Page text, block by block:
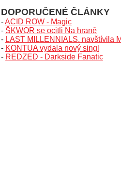
DOPORUČENÉ ČLÁNKY
-ACID ROW - Magic
- ŠKWOR se ocitli Na hraně
- LAST MILLENNIALS. navštívila
- KONTUA vydala nový singl
- REDZED - Darkside Fanatic